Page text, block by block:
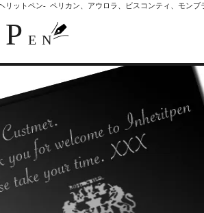
リットペン- ペリカン、アウロラ、ビスコンティ、モン
P EN